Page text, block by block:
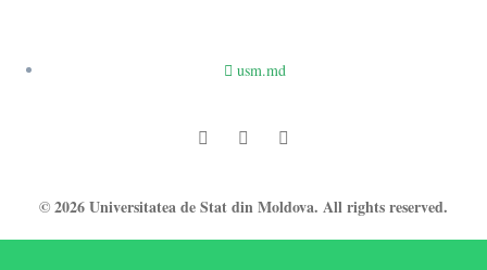
usm.md
© 2026 Universitatea de Stat din Moldova. All rights reserved.